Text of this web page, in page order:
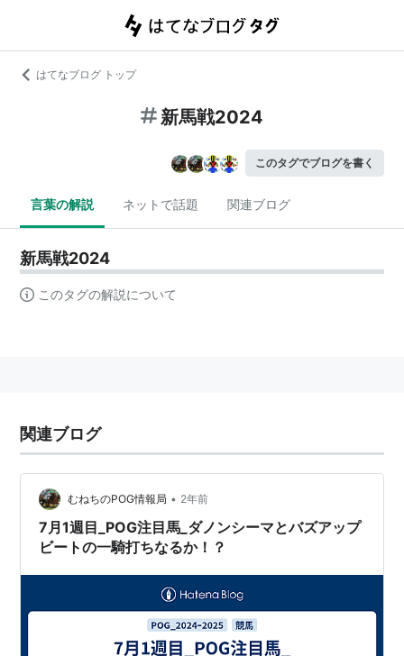
はてなブログ トップ
新馬戦2024
このタグでブログを書く
言葉の解説 ネットで話題 関連ブログ
新馬戦2024
このタグの解説について
関連ブログ
むねちのPOG情報局 • 2年前
7月1週目_POG注目馬_ダノンシーマとバズアップ
ビートの一騎打ちなるか！？